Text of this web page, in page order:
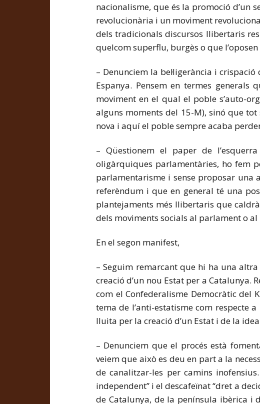
nacionalisme, que és la promoció d’un
revolucionària i un moviment
dels tradicionals discursos llibertaris
quelcom superflu, burgès o que
– Denunciem la bel·ligerància i
Espanya. Pensem en termes
moviment en el qual el poble s’auto-
alguns moments del 15-M), sinó que
nova i aquí el poble sempre acaba
– Qüestionem el paper de
oligàrquiques parlamentàries, ho fem
parlamentarisme i sense proposar una
referèndum i que en general té una
plantejaments més llibertaris que
dels moviments socials al parlament o
En el segon manifest,
– Seguim remarcant que hi ha una
creació d’un nou Estat per a
com el Confederalisme Democràtic
tema de l’anti-estatisme com
lluita per la creació d’un Estat i de la
– Denunciem que el procés està
veiem que això es deu en part a la
de canalitzar-les per camins
independent” i el descafeïnat “dret a
de Catalunya, de la península ibèrica i